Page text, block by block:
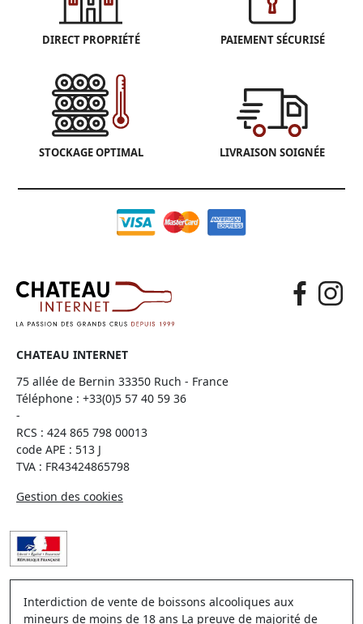
DIRECT PROPRIÉTÉ PAIEMENT SÉCURISÉ
STOCKAGE OPTIMAL LIVRAISON SOIGNÉE
CHATEAU INTERNET
75 allée de Bernin 33350 Ruch - France
Téléphone : +33(0)5 57 40 59 36
-
RCS : 424 865 798 00013
code APE : 513 J
TVA : FR43424865798
Gestion des cookies
Interdiction de vente de boissons alcooliques aux
mineurs de moins de 18 ans La preuve de majorité de